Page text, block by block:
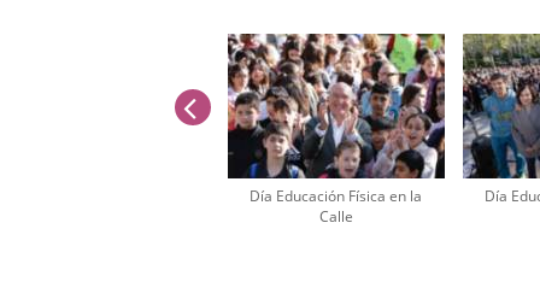
Día Educación Física en la
Calle
Día
previus